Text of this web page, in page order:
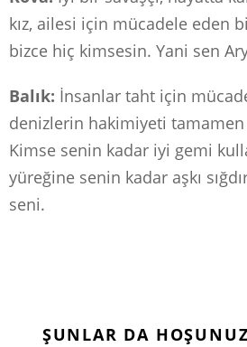
kız, ailesi için mücadele eden
bizce hiç kimsesin. Yani sen
Balık: İnsanlar taht için
denizlerin hakimiyeti tamamen
Kimse senin kadar iyi gemi
yüreğine senin kadar aşkı
seni.
ŞUNLAR DA